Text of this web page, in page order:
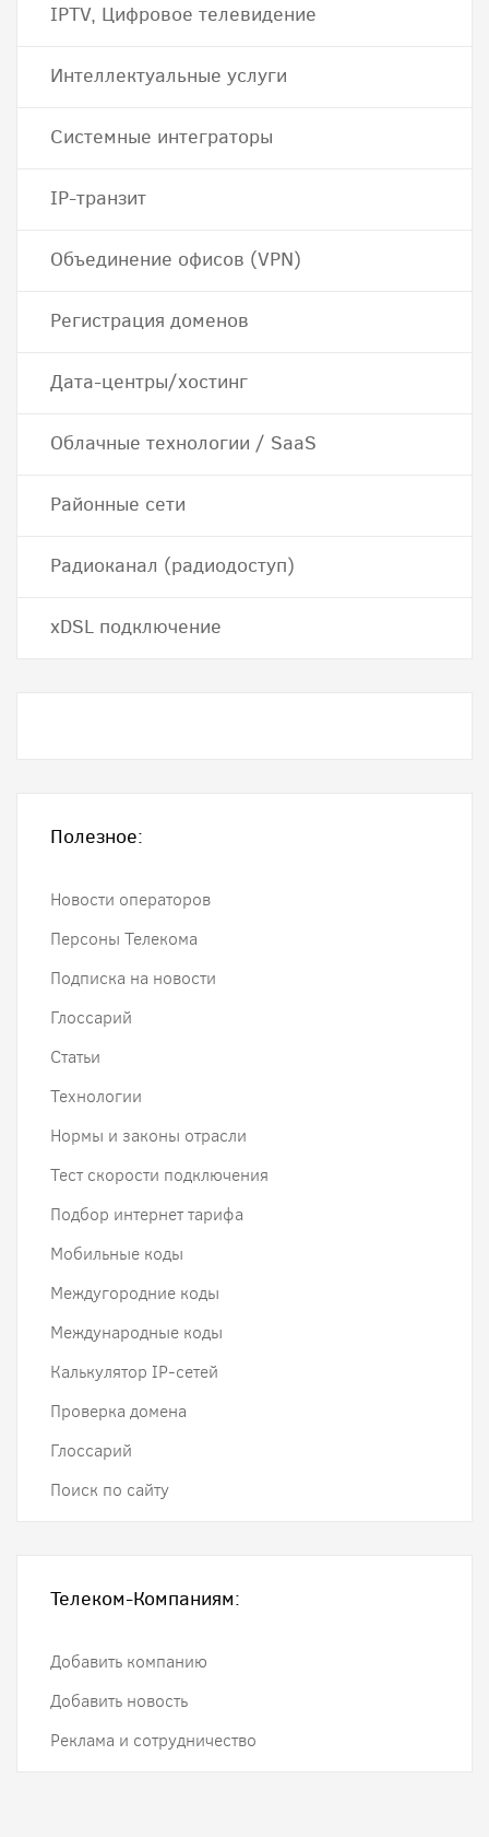
IPTV, Цифровое телевидение
Интеллектуальные услуги
Системные интеграторы
IP-транзит
Объединение офисов (VPN)
Регистрация доменов
Дата-центры/хостинг
Облачные технологии / SaaS
Районные сети
Радиоканал (радиодоступ)
хDSL подключение
Полезное:
Новости операторов
Персоны Телекома
Подписка на новости
Глоссарий
Статьи
Технологии
Нормы и законы отрасли
Тест скорости подключения
Подбор интернет тарифа
Мобильные коды
Междугородние коды
Международные коды
Калькулятор IP-сетей
Проверка домена
Глоссарий
Поиск по сайту
Телеком-Компаниям:
Добавить компанию
Добавить новость
Реклама и сотрудничество